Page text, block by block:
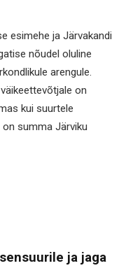
esimehe ja Järvakandi
nõudel oluline
arengule.
on
kui suurtele
summa Järviku
ja jaga